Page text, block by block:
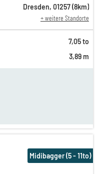
Dresden, 01257(8km)
+ weitere Standorte
7,05 to
3,89 m
Midibagger (5 - 11to)